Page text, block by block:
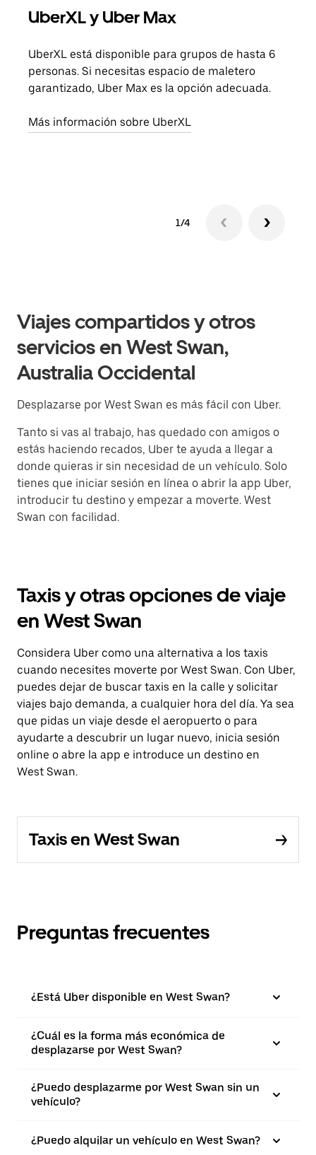
UberXL y Uber Max
UberXL está disponible para grupos de hasta 6
personas. Si necesitas espacio de maletero
garantizado, Uber Max es la opción adecuada.
Más información sobre UberXL
1/4
Viajes compartidos y otros
servicios en West Swan,
Australia Occidental
Desplazarse por West Swan es más fácil con Uber.
Tanto si vas al trabajo, has quedado con amigos o
estás haciendo recados, Uber te ayuda a llegar a
donde quieras ir sin necesidad de un vehículo. Solo
tienes que iniciar sesión en línea o abrir la app Uber,
introducir tu destino y empezar a moverte. West
Swan con facilidad.
Taxis y otras opciones de viaje
en West Swan
Considera Uber como una alternativa a los taxis
cuando necesites moverte por West Swan. Con Uber,
puedes dejar de buscar taxis en la calle y solicitar
viajes bajo demanda, a cualquier hora del día. Ya sea
que pidas un viaje desde el aeropuerto o para
ayudarte a descubrir un lugar nuevo, inicia sesión
online o abre la app e introduce un destino en
West Swan.
Taxis en West Swan
Preguntas frecuentes
¿Está Uber disponible en West Swan?
¿Cuál es la forma más económica de
desplazarse por West Swan?
¿Puedo desplazarme por West Swan sin un
vehículo?
¿Puedo alquilar un vehículo en West Swan?